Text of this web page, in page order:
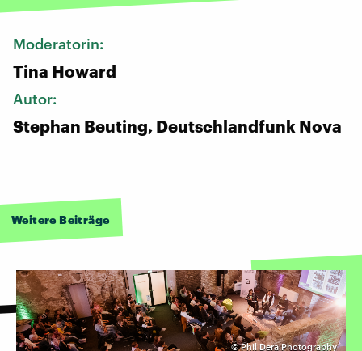
Moderatorin:
Tina Howard
Autor:
Stephan Beuting, Deutschlandfunk Nova
Weitere Beiträge
©Phil Dera Photography